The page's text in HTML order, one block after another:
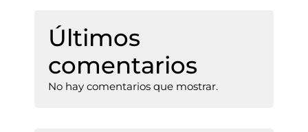
Últimos
comentarios
No hay comentarios que mostrar.